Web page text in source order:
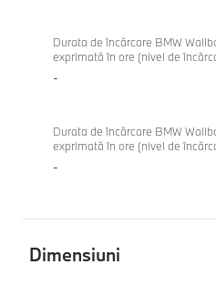
Durata de încărcare BMW
exprimată în ore (nivel de
-
Durata de încărcare BMW
exprimată în ore (nivel de
-
Dimensiuni